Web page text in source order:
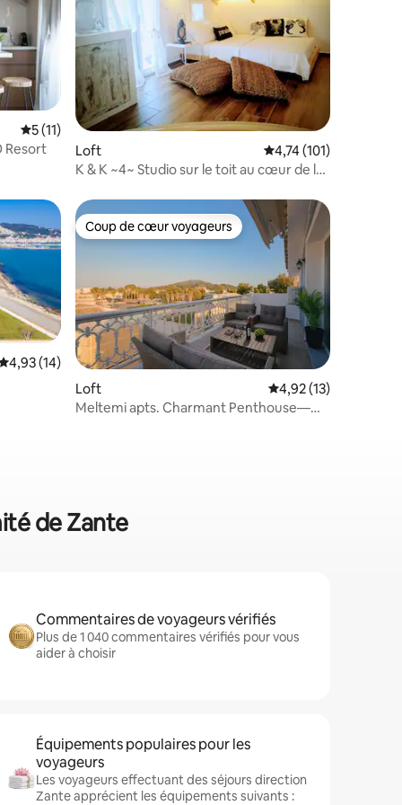
: 4,9 sur 5
Évaluation moyenne sur la base de 11 commentaires : 5 sur 5
5 (11)
Resort
Loft Évaluation moyenne
4,74 (101)
K & K ~4~ Studio sur le toit au cœur de la
: 4,93 sur 5
moyenne sur la base de 14 commentaires : 4,93 sur 5
4,93 (14)
Coup de cœur voyageurs
Coup de cœur voyageurs
Loft Évaluation moyenne
4,92 (13)
Meltemi apts. Charmant Penthouse—
de Zante
Commentaires de voyageurs vérifiés
Plus de 1 040 commentaires vérifiés pour vous
aider à choisir
Équipements populaires pour les
voyageurs
Les voyageurs effectuant des séjours direction
Zante apprécient les équipements suivants :